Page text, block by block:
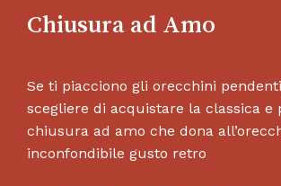
Chiusura ad Amo
Se ti piacciono gli orecchini
scegliere di acquistare la classica e
chiusura ad amo che dona
inconfondibile gusto retro